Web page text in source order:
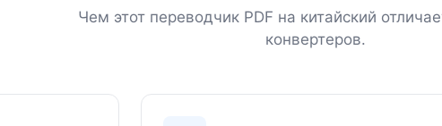
Чем этот переводчик PDF на китайский
конвертеров.